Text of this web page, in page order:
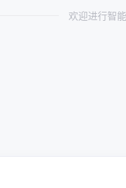
欢迎进行智